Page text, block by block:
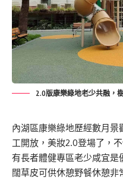
2.0版康樂綠地老少共融，
內湖區康樂綠地歷經數月
工開放，美妝2.0登場了，
有長者體健專區老少咸宜是
闊草皮可供休憩野餐休憩